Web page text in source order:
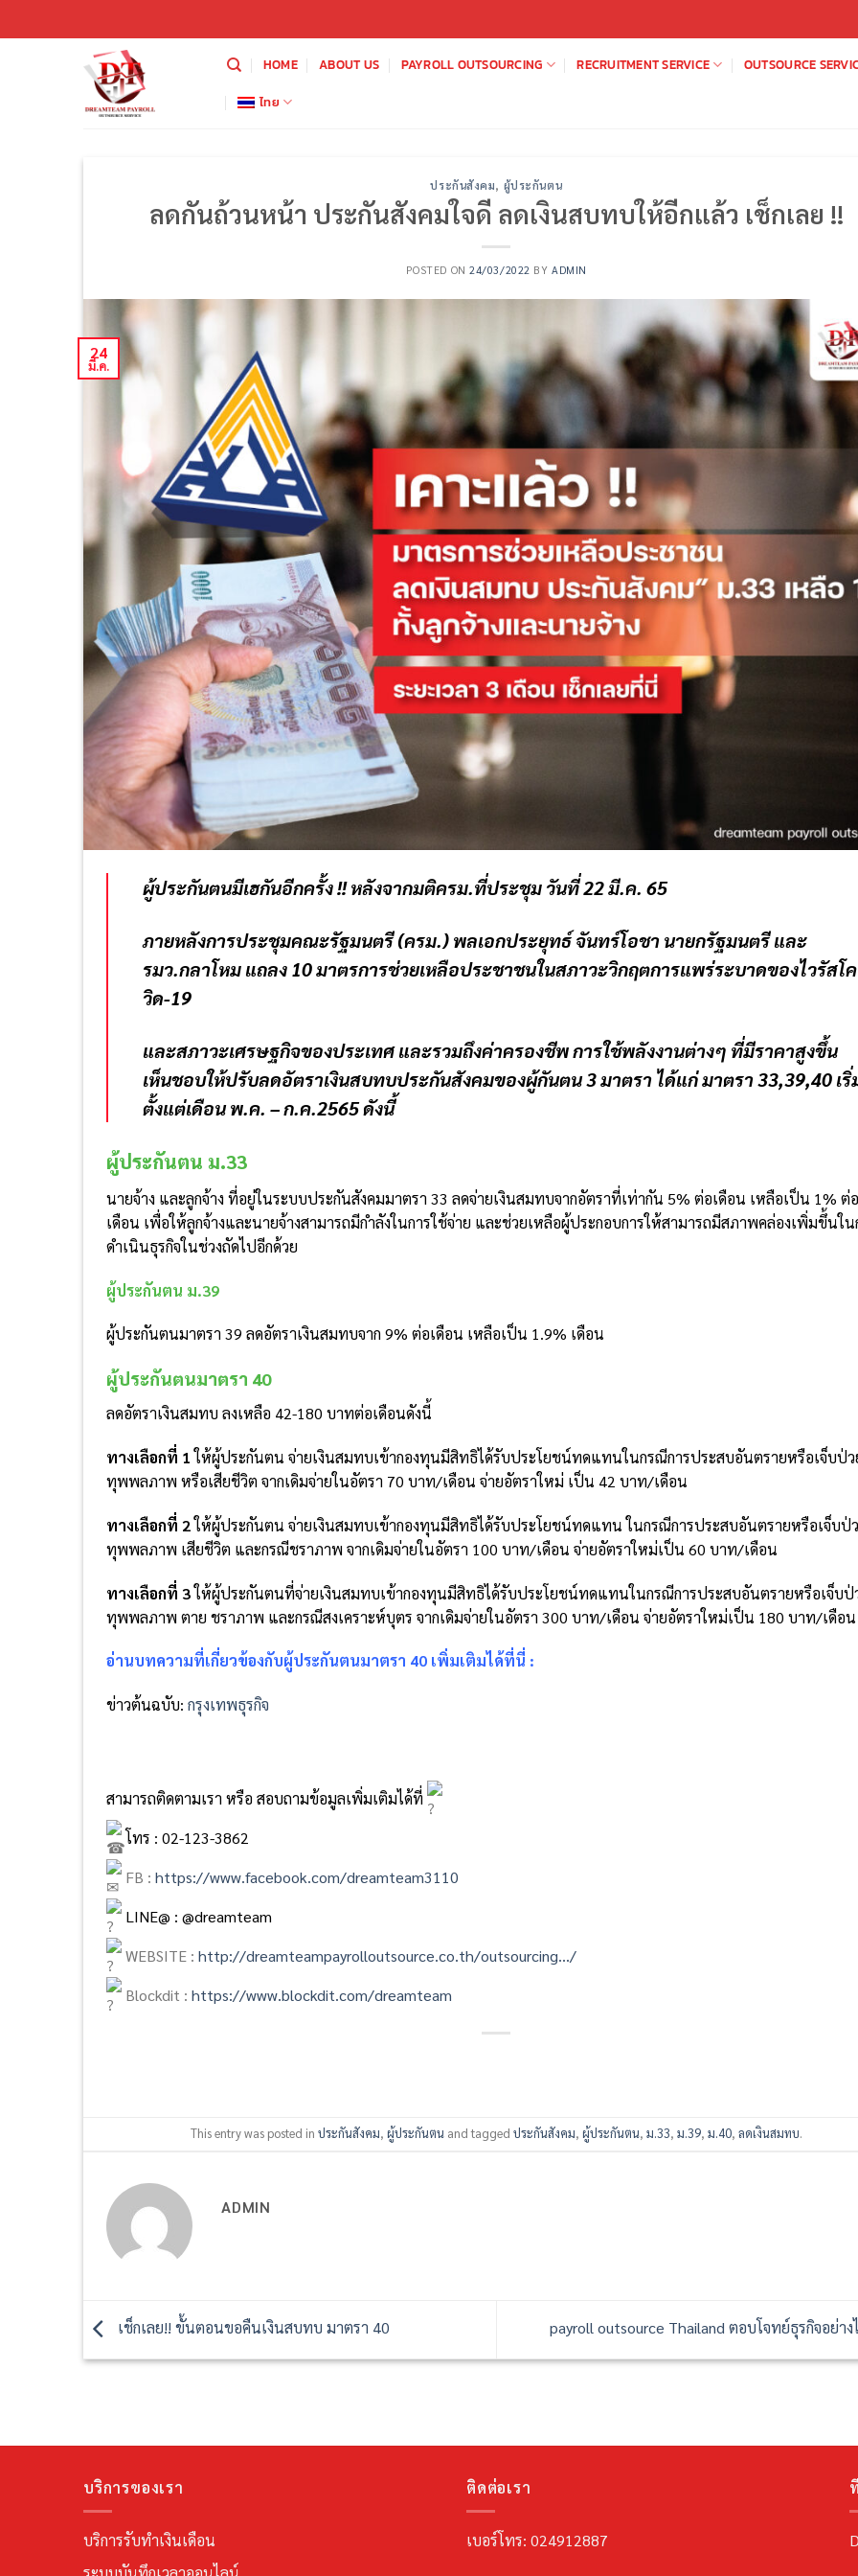
ไป
HOME ABOUT US PAYROLL OUTSOURCING RECRUITMENT SERVICE OUTSOURCE
ไทย
ประกันสังคม, ผู้ประกันตน
ลดกันถ้วนหน้า ประกันสังคมใจดี ลดเงินสบทบให้อีกแล้ว เช็กเลย !!
POSTED ON24/03/2022 BYADMIN
24
มี.ค.
ผู้ประกันตนมีเฮกันอีกครั้ง!! หลังจากมติครม.ที่ประชุม วันที่ 22 มี.ค. 65
ภายหลังการประชุมคณะรัฐมนตรี (ครม.) พลเอกประยุทธ์ จันทร์โอชา นายกรัฐมนตรี และ
รมว.กลาโหม แถลง 10 มาตรการช่วยเหลือประชาชนในสภาวะวิกฤตการแพร่ระบาดของไวรัสโค
วิด-19
และสภาวะเศรษฐกิจของประเทศ และรวมถึงค่าครองชีพ การใช้พลังงานต่างๆ ที่มีราคาสูงขึ้น
เห็นชอบให้ปรับลดอัตราเงินสบทบประกันสังคมของผู้กันตน 3 มาตรา ได้แก่ มาตรา33,39,40 เริ่
ตั้งแต่เดือน พ.ค. – ก.ค.2565 ดังนี้
ผู้ประกันตน ม.33
นายจ้าง และลูกจ้าง ที่อยู่ในระบบประกันสังคมมาตรา 33 ลดจ่ายเงินสมทบจากอัตราที่เท่ากัน 5% ต่อเดือน เหลือเป็น 1% ต่อ
เดือน เพื่อให้ลูกจ้างและนายจ้างสามารถมีกำลังในการใช้จ่าย และช่วยเหลือผู้ประกอบการให้สามารถมีสภาพคล่องเพิ่มขึ้นใน
ดำเนินธุรกิจในช่วงถัดไปอีกด้วย
ผู้ประกันตน ม.39
ผู้ประกันตนมาตรา 39 ลดอัตราเงินสมทบจาก 9% ต่อเดือน เหลือเป็น 1.9% เดือน
ผู้ประกันตนมาตรา 40
ลดอัตราเงินสมทบ ลงเหลือ 42-180 บาทต่อเดือนดังนี้
ทางเลือกที่ 1ให้ผู้ประกันตน จ่ายเงินสมทบเข้ากองทุนมีสิทธิได้รับประโยชน์ทดแทนในกรณีการประสบอันตรายหรือเจ็บป่ว
ทุพพลภาพ หรือเสียชีวิต จากเดิมจ่ายในอัตรา 70 บาท/เดือน จ่ายอัตราใหม่ เป็น 42 บาท/เดือน
ทางเลือกที่ 2ให้ผู้ประกันตน จ่ายเงินสมทบเข้ากองทุนมีสิทธิได้รับประโยชน์ทดแทน ในกรณีการประสบอันตรายหรือเจ็บป่
ทุพพลภาพ เสียชีวิต และกรณีชราภาพ จากเดิมจ่ายในอัตรา 100 บาท/เดือน จ่ายอัตราใหม่เป็น 60 บาท/เดือน
ทางเลือกที่ 3ให้ผู้ประกันตนที่จ่ายเงินสมทบเข้ากองทุนมีสิทธิได้รับประโยชน์ทดแทนในกรณีการประสบอันตรายหรือเจ็บป่
ทุพพลภาพ ตาย ชราภาพ และกรณีสงเคราะห์บุตร จากเดิมจ่ายในอัตรา 300 บาท/เดือน จ่ายอัตราใหม่เป็น 180 บาท/เดือน
อ่านบทความที่เกี่ยวข้องกับผู้ประกันตนมาตรา 40 เพิ่มเติมได้ที่นี่ :
ข่าวต้นฉบับ: กรุงเทพธุรกิจ
สามารถติดตามเรา หรือ สอบถามข้อมูลเพิ่มเติมได้ที่
โทร : 02-123-3862
FB : https://www.facebook.com/dreamteam3110
LINE@ : @dreamteam
WEBSITE : http://dreamteampayrolloutsource.co.th/outsourcing…/
Blockdit : https://www.blockdit.com/dreamteam
This entry was posted in ประกันสังคม, ผู้ประกันตนand tagged ประกันสังคม, ผู้ประกันตน, ม.33, ม.39, ม.40, ลดเงินสมทบ.
ADMIN
เช็กเลย!! ขั้นตอนขอคืนเงินสบทบ มาตรา 40 payroll outsource Thailand ตอบโจทย์ธุรกิจอย่าง
บริการของเรา
บริการรับทำเงินเดือน
ติดต่อเรา
เบอร์โทร: 024912887